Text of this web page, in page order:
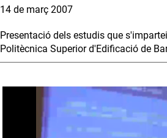
14 de març 2007
Presentació dels estudis que
Politècnica Superior d'Edificació de